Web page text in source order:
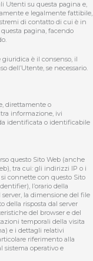
Utenti su questa pagina e,
e legalmente fattibile,
di contatto di cui è in
pagina, facendo
è il consenso, il
dell’Utente, se necessario.
direttamente o
informazione, ivi
identificata o identificabile
questo Sito Web (anche
tra cui: gli indirizzi IP o i
connette con questo Sito
l’orario della
la dimensione del file
della risposta dal server
del browser e del
temporali della visita
e i dettagli relativi
riferimento alla
sistema operativo e